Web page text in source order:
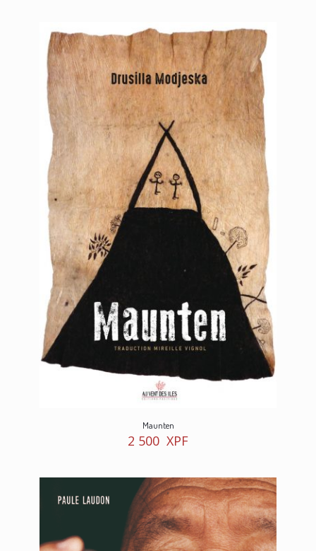
Maunten
2 500 XPF